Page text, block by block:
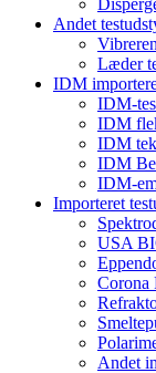
Andet
Læder
IDM
IDM-
IDM
IDM
IDM
IDM-
Importeret
USA
Corona
Andet